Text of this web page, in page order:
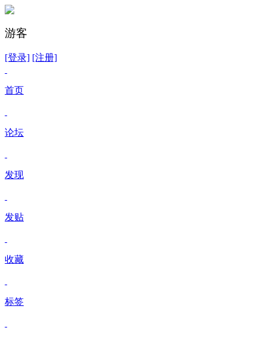
游客
[登录] [注册]
首页
论坛
发现
发贴
收藏
标签